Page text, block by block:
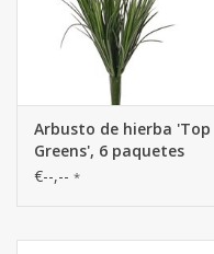
Arbusto de hierba 'Top
Greens', 6 paquetes
con 90 hojas,
a. 38 cm
€--,-- *